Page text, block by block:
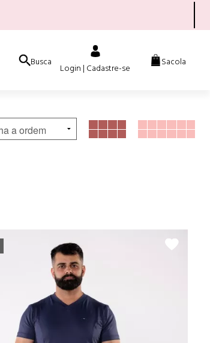
Busca Login | Cadastre-se Sacola